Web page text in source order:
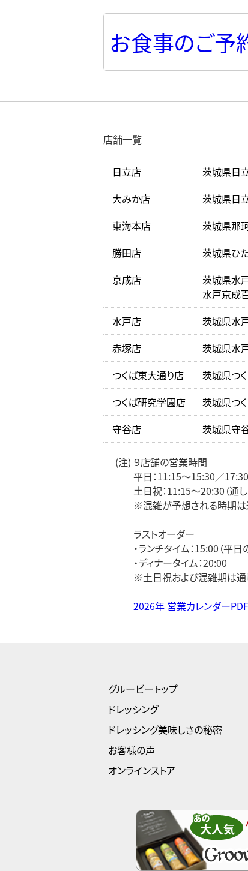
お食事のご予
店舗一覧
日立店 茨城県日
大みか店
茨城県日
東海本店
茨城県那
勝田店
茨城県ひ
京成店
茨城県水
水戸京成
水戸店
茨城県水
赤塚店
茨城県水
つくば東大通り店
茨城県つ
つくば研究学園店
茨城県つ
守谷店
茨城県守
(注) ９店舗の営業時間
平日：11:15～15:30／
土日祝：11:15～20:30（通し
※混雑が予想される時期は
ラストオーダー
・ランチタイム：15:00（平日
・ディナータイム：20:00
※土日祝および混雑期は通
2026年 営業カレンダー
グルービートップ
ドレッシング
ドレッシング美味しさの秘密
お客様の声
オンラインストア